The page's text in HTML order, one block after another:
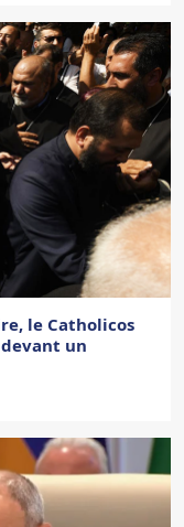
le Catholicos
un